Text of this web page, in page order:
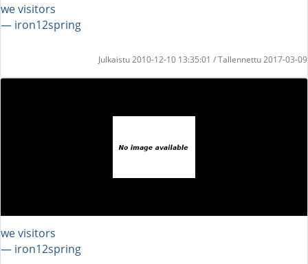
we visitors
― iron12spring
Julkaistu 2010-12-10 13:35:01 / Tallennettu 2017-03-09
we visitors
― iron12spring